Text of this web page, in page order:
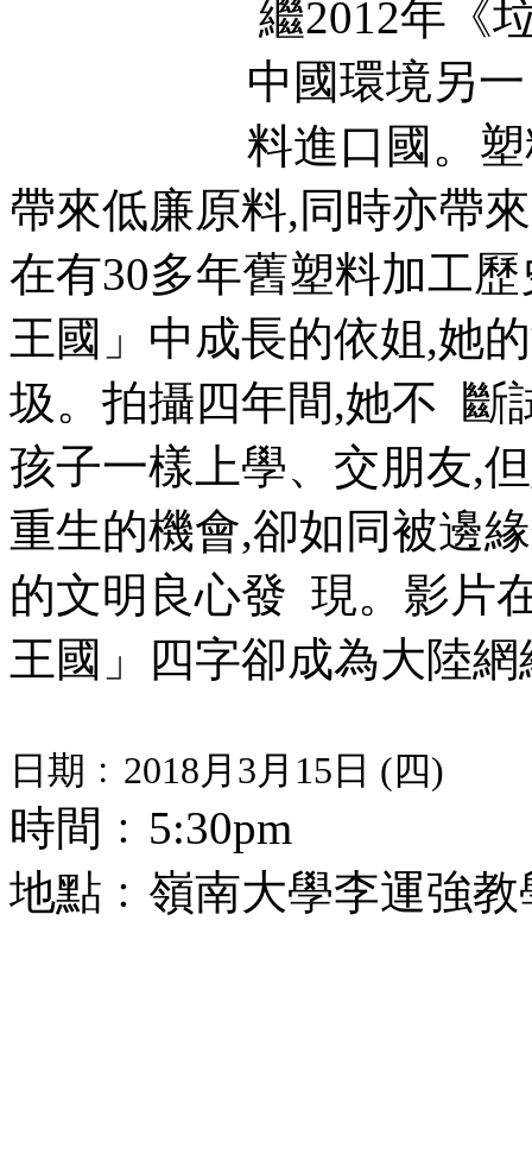
繼2012年《
中國環境另
料進口國。
帶來低廉原料,同時亦帶
在有30多年舊塑料加工
王國」中成長的依姐,她
圾。拍攝四年間,她不 斷
孩子一樣上學、交朋友,
重生的機會,卻如同被邊
的文明良心發 現。影片
王國」四字卻成為大陸
日期﹕2018月3月15日 (四)
時間﹕5:30pm
地點﹕嶺南大學李運強